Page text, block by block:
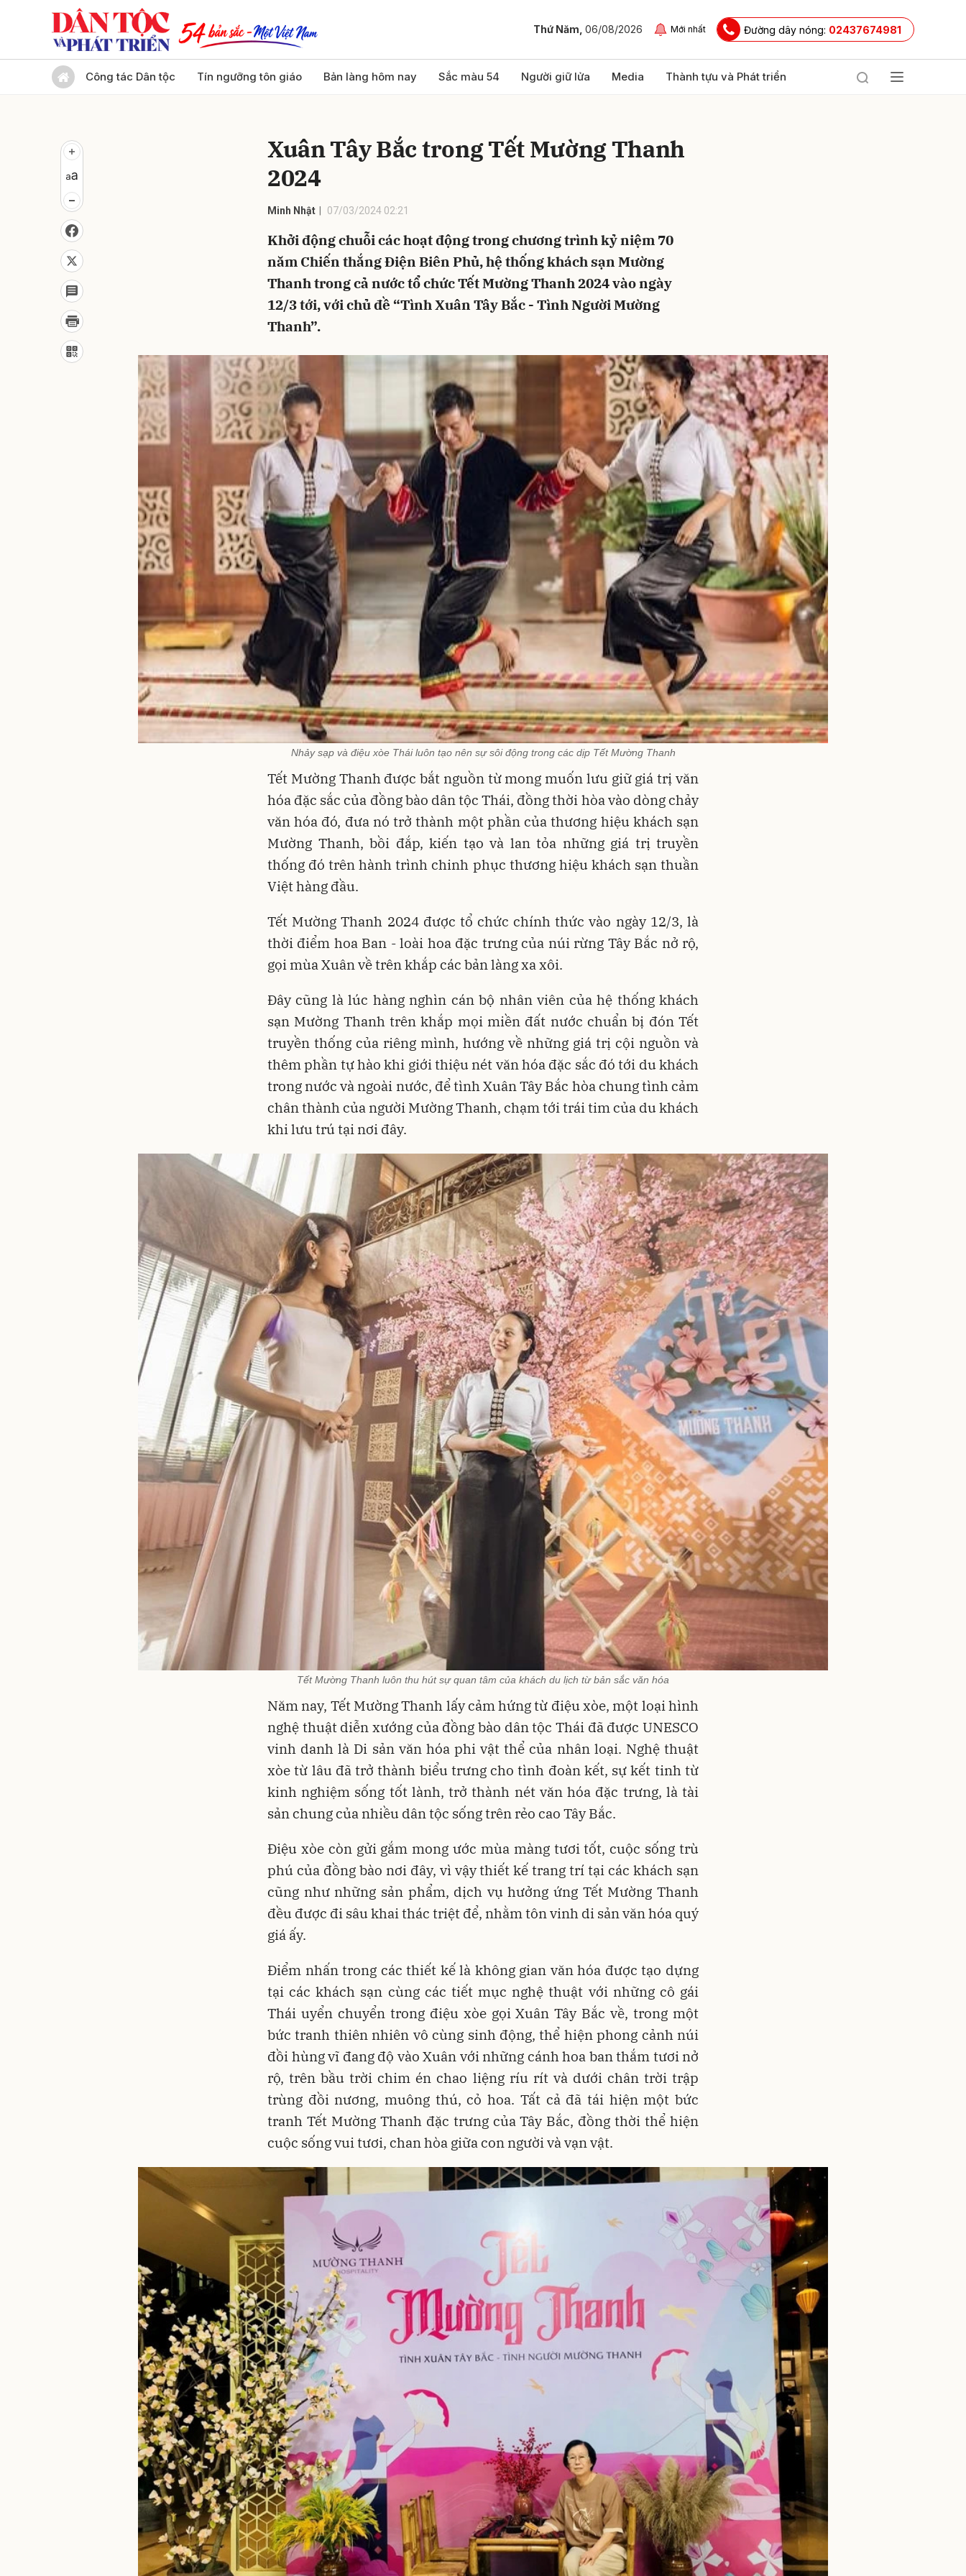
Thứ Năm, 06/08/2026 Mới nhất Đường dây nóng: 02437674981
Công tác Dân tộc Tín ngưỡng tôn giáo Bản làng hôm nay Sắc màu 54 Người giữ lửa Media Thành tựu và Phát triển
Xuân Tây Bắc trong Tết Mường Thanh
2024
Minh Nhật 07/03/2024 02:21
Khởi động chuỗi các hoạt động trong chương trình kỷ niệm 70
năm Chiến thắng Điện Biên Phủ, hệ thống khách sạn Mường
Thanh trong cả nước tổ chức Tết Mường Thanh 2024 vào ngày
12/3 tới, với chủ đề “Tình Xuân Tây Bắc - Tình Người Mường
Thanh”.
Nhảy sạp và điệu xòe Thái luôn tạo nên sự sôi động trong các dịp Tết Mường Thanh
Tết Mường Thanh được bắt nguồn từ mong muốn lưu giữ giá trị văn
hóa đặc sắc của đồng bào dân tộc Thái, đồng thời hòa vào dòng chảy
văn hóa đó, đưa nó trở thành một phần của thương hiệu khách sạn
Mường Thanh, bồi đắp, kiến tạo và lan tỏa những giá trị truyền
thống đó trên hành trình chinh phục thương hiệu khách sạn thuần
Việt hàng đầu.
Tết Mường Thanh 2024 được tổ chức chính thức vào ngày 12/3, là
thời điểm hoa Ban - loài hoa đặc trưng của núi rừng Tây Bắc nở rộ,
gọi mùa Xuân về trên khắp các bản làng xa xôi.
Đây cũng là lúc hàng nghìn cán bộ nhân viên của hệ thống khách
sạn Mường Thanh trên khắp mọi miền đất nước chuẩn bị đón Tết
truyền thống của riêng mình, hướng về những giá trị cội nguồn và
thêm phần tự hào khi giới thiệu nét văn hóa đặc sắc đó tới du khách
trong nước và ngoài nước, để tình Xuân Tây Bắc hòa chung tình cảm
chân thành của người Mường Thanh, chạm tới trái tim của du khách
khi lưu trú tại nơi đây.
Tết Mường Thanh luôn thu hút sự quan tâm của khách du lịch từ bản sắc văn hóa
Năm nay, Tết Mường Thanh lấy cảm hứng từ điệu xòe, một loại hình
nghệ thuật diễn xướng của đồng bào dân tộc Thái đã được UNESCO
vinh danh là Di sản văn hóa phi vật thể của nhân loại. Nghệ thuật
xòe từ lâu đã trở thành biểu trưng cho tình đoàn kết, sự kết tinh từ
kinh nghiệm sống tốt lành, trở thành nét văn hóa đặc trưng, là tài
sản chung của nhiều dân tộc sống trên rẻo cao Tây Bắc.
Điệu xòe còn gửi gắm mong ước mùa màng tươi tốt, cuộc sống trù
phú của đồng bào nơi đây, vì vậy thiết kế trang trí tại các khách sạn
cũng như những sản phẩm, dịch vụ hưởng ứng Tết Mường Thanh
đều được đi sâu khai thác triệt để, nhằm tôn vinh di sản văn hóa quý
giá ấy.
Điểm nhấn trong các thiết kế là không gian văn hóa được tạo dựng
tại các khách sạn cùng các tiết mục nghệ thuật với những cô gái
Thái uyển chuyển trong điệu xòe gọi Xuân Tây Bắc về, trong một
bức tranh thiên nhiên vô cùng sinh động, thể hiện phong cảnh núi
đồi hùng vĩ đang độ vào Xuân với những cánh hoa ban thắm tươi nở
rộ, trên bầu trời chim én chao liệng ríu rít và dưới chân trời trập
trùng đồi nương, muông thú, cỏ hoa. Tất cả đã tái hiện một bức
tranh Tết Mường Thanh đặc trưng của Tây Bắc, đồng thời thể hiện
cuộc sống vui tươi, chan hòa giữa con người và vạn vật.
Gửi bình luận
Hủy Gửi